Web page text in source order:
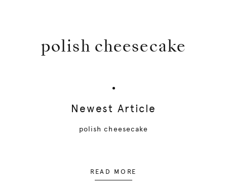
polish cheesecake
Newest Article
polish cheesecake
READ MORE